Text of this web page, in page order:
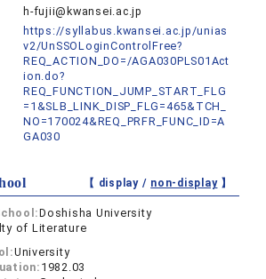
h-fujii@kwansei.ac.jp
https://syllabus.kwansei.ac.jp/unias
v2/UnSSOLoginControlFree?
REQ_ACTION_DO=/AGA030PLS01Act
ion.do?
REQ_FUNCTION_JUMP_START_FLG
=1&SLB_LINK_DISP_FLG=465&TCH_
NO=170024&REQ_PRFR_FUNC_ID=A
GA030
【 display / non-display】
Doshisha University
of Literature
University
1982.03